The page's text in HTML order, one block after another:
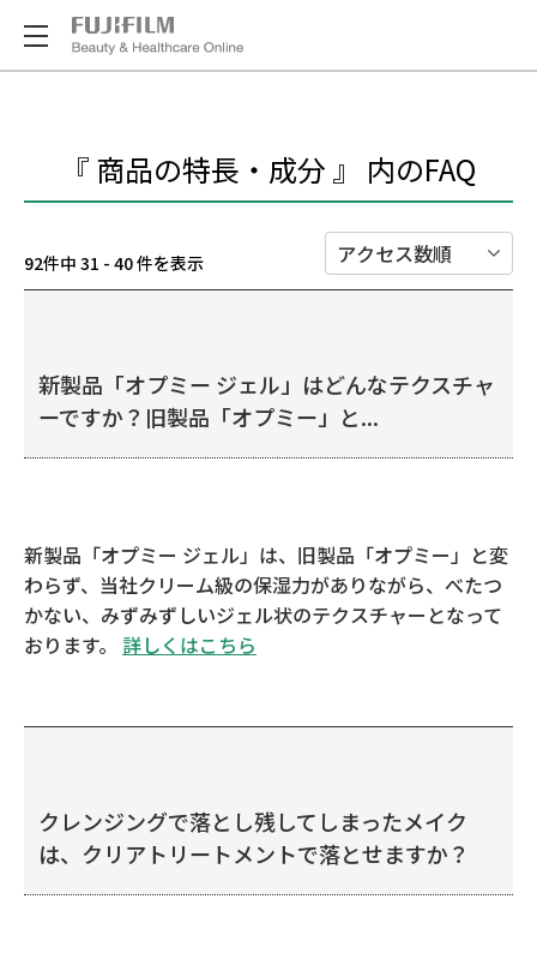
『 商品の特長・成分 』 内のFAQ
92件中 31 - 40 件を表示
新製品「オプミー ジェル」はどんなテクスチャ
ーですか？旧製品「オプミー」と...
新製品「オプミー ジェル」は、旧製品「オプミー」と変
わらず、当社クリーム級の保湿力がありながら、べたつ
かない、みずみずしいジェル状のテクスチャーとなって
おります。 詳しくはこちら
クレンジングで落とし残してしまったメイク
は、クリアトリートメントで落とせますか？